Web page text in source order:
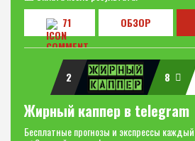
71
ОБЗОР
2 8
Жирный каппер в telegram
Бесплатные прогнозы и экспрессы